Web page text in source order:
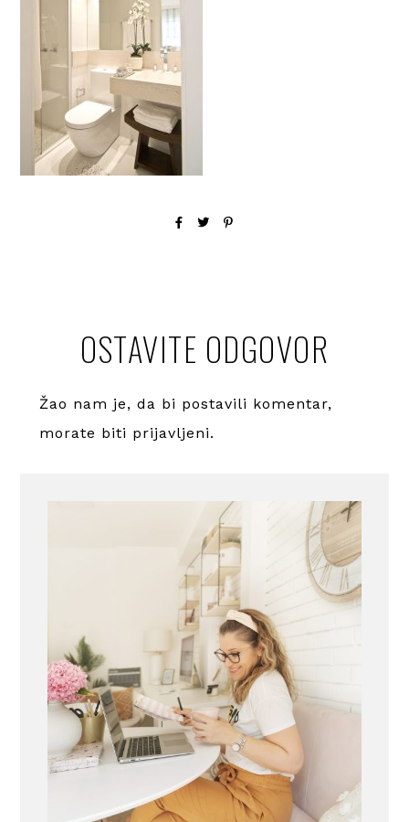
OSTAVITE ODGOVOR
Žao nam je, da bi postavili komentar,
morate biti prijavljeni.